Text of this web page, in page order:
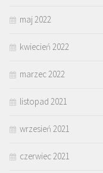
maj 2022
kwiecień 2022
marzec 2022
listopad 2021
wrzesień 2021
czerwiec 2021